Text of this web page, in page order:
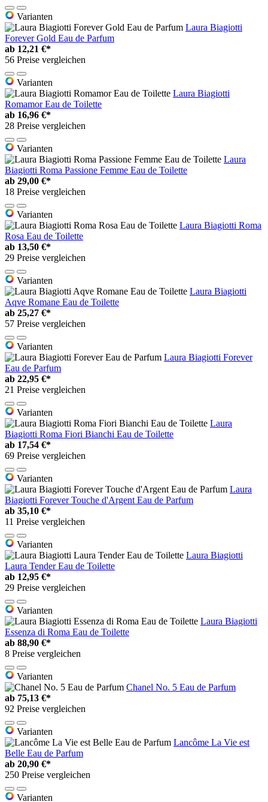
Varianten
Laura Biagiotti
Forever Gold Eau de Parfum
ab 12,21 €*
56 Preise vergleichen
Varianten
Laura Biagiotti
Romamor Eau de Toilette
ab 16,96 €*
28 Preise vergleichen
Varianten
Laura
Biagiotti Roma Passione Femme Eau de Toilette
ab 29,00 €*
18 Preise vergleichen
Varianten
Laura Biagiotti Roma
Rosa Eau de Toilette
ab 13,50 €*
29 Preise vergleichen
Varianten
Laura Biagiotti
Aqve Romane Eau de Toilette
ab 25,27 €*
57 Preise vergleichen
Varianten
Laura Biagiotti Forever
Eau de Parfum
ab 22,95 €*
21 Preise vergleichen
Varianten
Laura
Biagiotti Roma Fiori Bianchi Eau de Toilette
ab 17,54 €*
69 Preise vergleichen
Varianten
Laura
Biagiotti Forever Touche d'Argent Eau de Parfum
ab 35,10 €*
11 Preise vergleichen
Varianten
Laura Biagiotti
Laura Tender Eau de Toilette
ab 12,95 €*
29 Preise vergleichen
Varianten
Laura Biagiotti
Essenza di Roma Eau de Toilette
ab 88,90 €*
8 Preise vergleichen
Varianten
Chanel No. 5 Eau de Parfum
ab 75,13 €*
92 Preise vergleichen
Varianten
Lancôme La Vie est
Belle Eau de Parfum
ab 20,90 €*
250 Preise vergleichen
Varianten